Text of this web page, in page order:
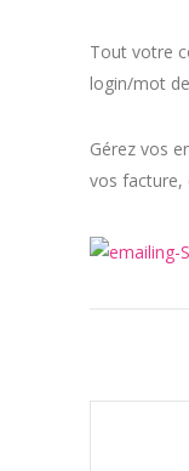
Tout votre
login/mot
Gérez vos
vos facture,